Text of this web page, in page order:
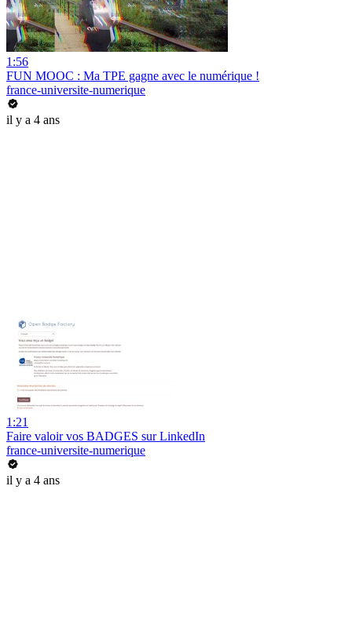
1:56
FUN MOOC : Ma TPE gagne avec le numérique !
france-universite-numerique
il y a 4 ans
1:21
Faire valoir vos BADGES sur LinkedIn
france-universite-numerique
il y a 4 ans